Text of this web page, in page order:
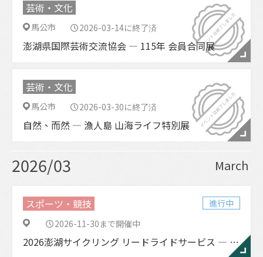
芸術・文化
馬公市 2026-03-14に終了済
澎湖県国際芸術交流協会 ― 115年 会員合同展
芸術・文化
馬公市 2026-03-30に終了済
自然、而然 ― 漁人島 山海ライフ特別展
2026/03 March
スポーツ・競技
進行中
2026-11-30まで開催中
2026澎湖サイクリング リードライドサービス ― 春季／秋季